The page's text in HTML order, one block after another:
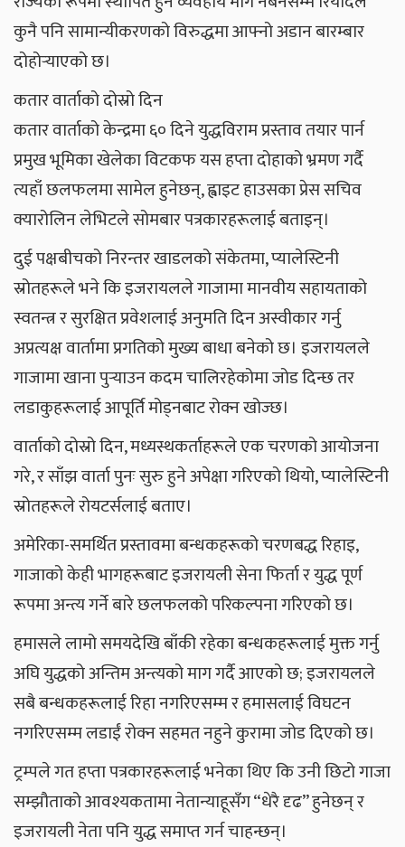
कुनै पनि सामान्यीकरणको विरुद्धमा आफ्नो अडान बारम्बार
दोहोर्‍याएको छ।
कतार वार्ताको दोस्रो दिन
कतार वार्ताको केन्द्रमा ६० दिने युद्धविराम प्रस्ताव तयार पार्न
प्रमुख भूमिका खेलेका विटकफ यस हप्ता दोहाको भ्रमण गर्दै
त्यहाँ छलफलमा सामेल हुनेछन्, ह्वाइट हाउसका प्रेस सचिव
क्यारोलिन लेभिटले सोमबार पत्रकारहरूलाई बताइन्।
दुई पक्षबीचको निरन्तर खाडलको संकेतमा, प्यालेस्टिनी
स्रोतहरूले भने कि इजरायलले गाजामा मानवीय सहायताको
स्वतन्त्र र सुरक्षित प्रवेशलाई अनुमति दिन अस्वीकार गर्नु
अप्रत्यक्ष वार्तामा प्रगतिको मुख्य बाधा बनेको छ। इजरायलले
गाजामा खाना पुर्‍याउन कदम चालिरहेकोमा जोड दिन्छ तर
लडाकुहरूलाई आपूर्ति मोड्नबाट रोक्न खोज्छ।
वार्ताको दोस्रो दिन, मध्यस्थकर्ताहरूले एक चरणको आयोजना
गरे, र साँझ वार्ता पुनः सुरु हुने अपेक्षा गरिएको थियो, प्यालेस्टिनी
स्रोतहरूले रोयटर्सलाई बताए।
अमेरिका-समर्थित प्रस्तावमा बन्धकहरूको चरणबद्ध रिहाइ,
गाजाको केही भागहरूबाट इजरायली सेना फिर्ता र युद्ध पूर्ण
रूपमा अन्त्य गर्ने बारे छलफलको परिकल्पना गरिएको छ।
हमासले लामो समयदेखि बाँकी रहेका बन्धकहरूलाई मुक्त गर्नु
अघि युद्धको अन्तिम अन्त्यको माग गर्दै आएको छ; इजरायलले
सबै बन्धकहरूलाई रिहा नगरिएसम्म र हमासलाई विघटन
नगरिएसम्म लडाईं रोक्न सहमत नहुने कुरामा जोड दिएको छ।
ट्रम्पले गत हप्ता पत्रकारहरूलाई भनेका थिए कि उनी छिटो गाजा
सम्झौताको आवश्यकतामा नेतान्याहूसँग “धेरै दृढ” हुनेछन् र
इजरायली नेता पनि युद्ध समाप्त गर्न चाहन्छन्।